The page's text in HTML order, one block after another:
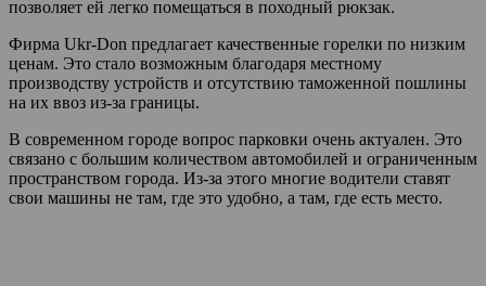
позволяет ей легко помещаться в походный рюкзак.
Фирма Ukr-Don предлагает качественные горелки по низким
ценам. Это стало возможным благодаря местному
производству устройств и отсутствию таможенной пошлины
на их ввоз из-за границы.
В современном городе вопрос парковки очень актуален. Это
связано с большим количеством автомобилей и ограниченным
пространством города. Из-за этого многие водители ставят
свои машины не там, где это удобно, а там, где есть место.